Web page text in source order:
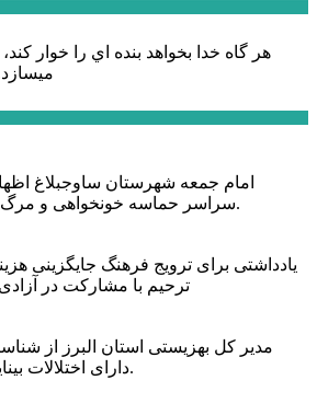
هر گاه خدا بخواهد بنده اي را خوار
امام جمعه شهرستان ساوجبلاغ
سراسر حماسه خونخواهی و مرگ بر آمریکا و اسرائیل بود.
یادداشتی برای ترویج فرهنگ جایگزینی
ترحیم با مشارکت در
دارای اختلالات بینایی در این استان خبر داد.